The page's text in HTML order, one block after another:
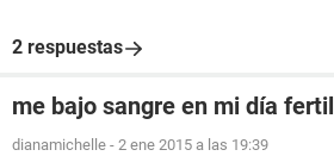
2 respuestas
me bajo sangre en mi día fertil
dianamichelle - 2 ene 2015 a las 19:39